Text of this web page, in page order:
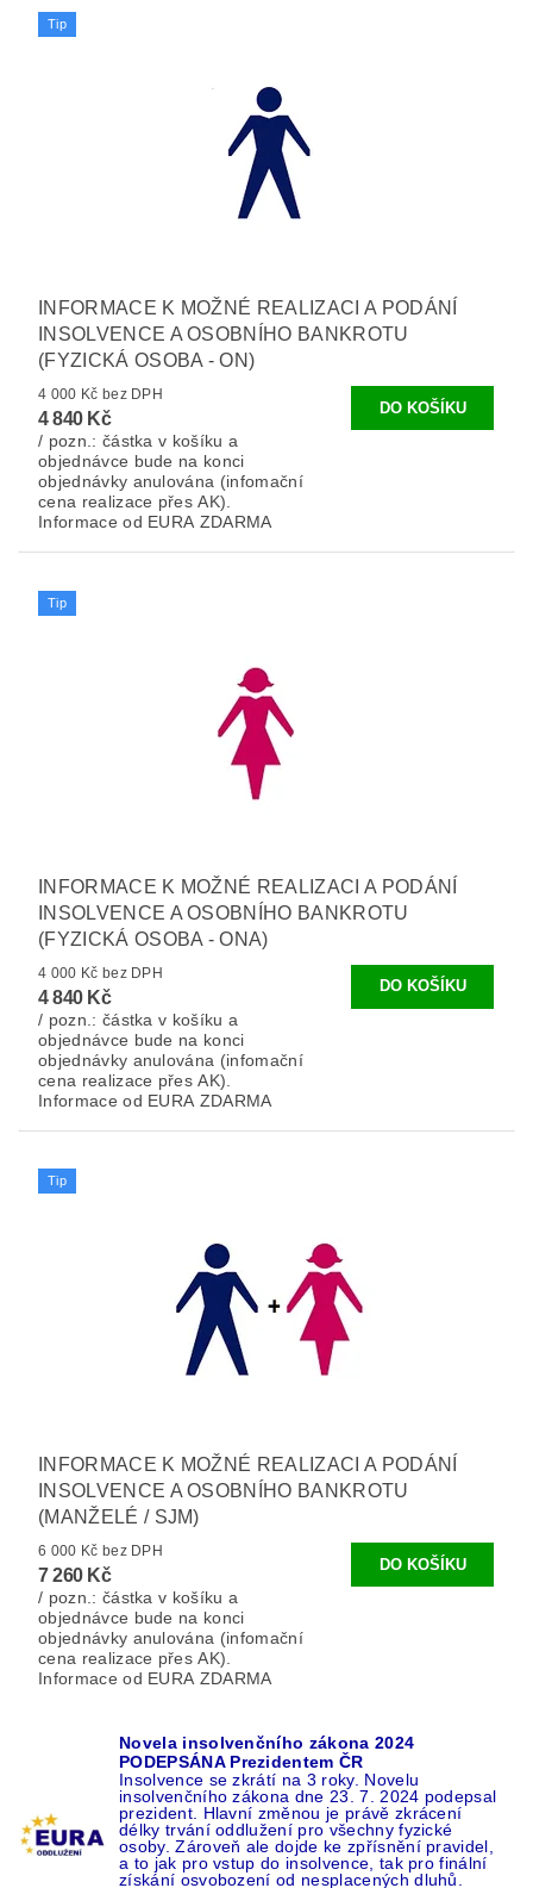
Tip
INFORMACE K MOŽNÉ REALIZACI A PODÁNÍ
INSOLVENCE A OSOBNÍHO BANKROTU
(FYZICKÁ OSOBA - ON)
4 000 Kč bez DPH
4 840 Kč
/ pozn.: částka v košíku a
objednávce bude na konci
objednávky anulována (infomační
cena realizace přes AK).
Informace od EURA ZDARMA
Tip
INFORMACE K MOŽNÉ REALIZACI A PODÁNÍ
INSOLVENCE A OSOBNÍHO BANKROTU
(FYZICKÁ OSOBA - ONA)
4 000 Kč bez DPH
4 840 Kč
/ pozn.: částka v košíku a
objednávce bude na konci
objednávky anulována (infomační
cena realizace přes AK).
Informace od EURA ZDARMA
Tip
INFORMACE K MOŽNÉ REALIZACI A PODÁNÍ
INSOLVENCE A OSOBNÍHO BANKROTU
(MANŽELÉ / SJM)
6 000 Kč bez DPH
7 260 Kč
/ pozn.: částka v košíku a
objednávce bude na konci
objednávky anulována (infomační
cena realizace přes AK).
Informace od EURA ZDARMA
Novela insolvenčního zákona 2024
PODEPSÁNA Prezidentem ČR
Insolvence se zkrátí na 3 roky. Novelu
insolvenčního zákona dne 23. 7. 2024 podepsal
prezident. Hlavní změnou je právě zkrácení
délky trvání oddlužení pro všechny fyzické
osoby. Zároveň ale dojde ke zpřísnění pravidel,
a to jak pro vstup do insolvence, tak pro finální
získání osvobození od nesplacených dluhů.